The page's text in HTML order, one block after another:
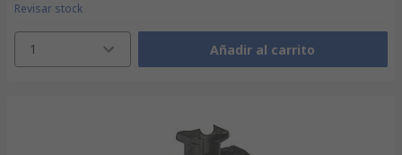
Revisar stock
1 Añadir al carrito